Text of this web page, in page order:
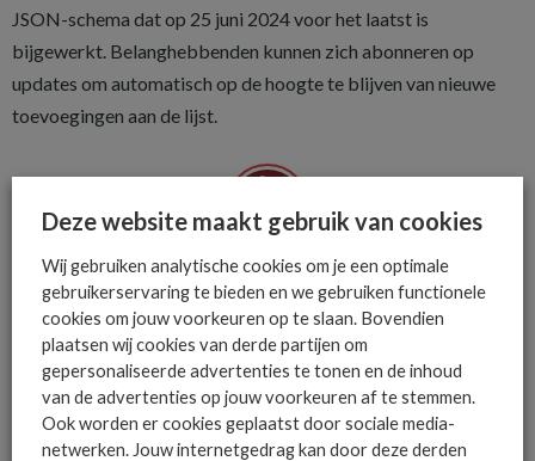
JSON-schema dat op 25 juni 2024 voor het laatst is
bijgewerkt. Belanghebbenden kunnen zich abonneren op
updates om automatisch op de hoogte te blijven van nieuwe
toevoegingen aan de lijst.
De ICT-wereld is snel. Mis
niets.
Het allerlaatste ICT nieuws in jouw
mailbox
Deze website maakt gebruik van cookies
Wij gebruiken analytische cookies om je een optimale
gebruikerservaring te bieden en we gebruiken functionele
cookies om jouw voorkeuren op te slaan. Bovendien
plaatsen wij cookies van derde partijen om
gepersonaliseerde advertenties te tonen en de inhoud
van de advertenties op jouw voorkeuren af te stemmen.
Ook worden er cookies geplaatst door sociale media-
netwerken. Jouw internetgedrag kan door deze derden